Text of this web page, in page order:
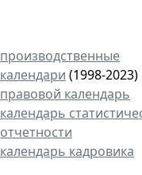
производственные
календари (1998-2023)
правовой календарь
календарь
отчетности
календарь кадровика